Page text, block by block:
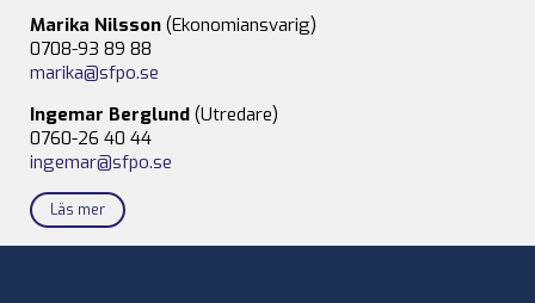
Marika Nilsson (Ekonomiansvarig)
0708-93 89 88
marika@sfpo.se
Ingemar Berglund (Utredare)
0760-26 40 44
ingemar@sfpo.se
Läs mer